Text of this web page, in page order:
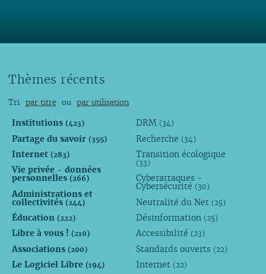
Thèmes récents
Tri par titre ou par utilisation
Institutions (423)
Partage du savoir (355)
Internet (283)
Vie privée - données
personnelles (266)
Administrations et
collectivités (244)
Éducation (222)
Libre à vous ! (210)
Associations (200)
Le Logiciel Libre (194)
DRM (34)
Recherche (34)
Transition écologique
(33)
Cyberattaques -
Cybersécurité (30)
Neutralité du Net (25)
Désinformation (25)
Accessibilité (23)
Standards ouverts (22)
Internet (22)